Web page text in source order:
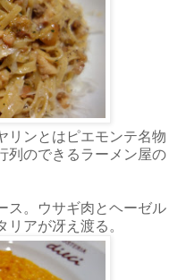
リンとはピエモンテ名物
列のできるラーメン屋の
ス。ウサギ肉とヘーゼル
アが冴え渡る。